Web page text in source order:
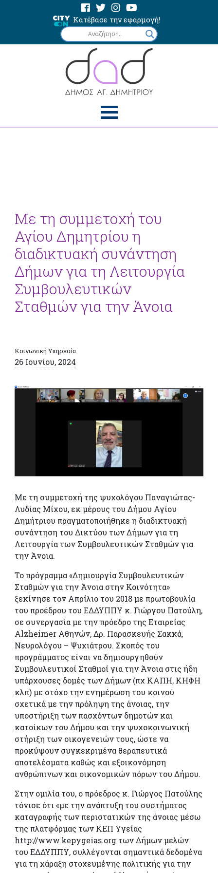
Κατέβασε την εφαρμογή!
Με τη συμμετοχή του
Αγίου Δημητρίου η
διαδικτυακή συνάντηση
Δήμων για τη Λειτουργία
Συμβουλευτικών
Σταθμών για την Άνοια
Κοινωνική Υπηρεσία
26 Ιουνίου, 2024
Με τη συμμετοχή της ψυχολόγου Παναγιώτας-
Λυδίας Μίχου, εκ μέρους του Δήμου Αγίου
Δημήτριου πραγματοποιήθηκε η διαδικτυακή
συνάντηση του Δικτύου των Δήμων για τη
Λειτουργία των Συμβουλευτικών Σταθμών για
την Άνοια.
Το πρόγραμμα «Δημιουργία Συμβουλευτικών
Σταθμών για την Άνοια στην Κοινότητα»
ξεκίνησε τον Απρίλιο του 2018 με πρωτοβουλία
του προέδρου του ΕΔΔΥΠΠΥ κ. Γιώργου Πατούλη,
σε συνεργασία με την πρόεδρο της Εταιρείας
Alzheimer Αθηνών, Δρ. Παρασκευής Σακκά,
Νευρολόγου – Ψυχιάτρου. Σκοπός του
προγράμματος είναι να δημιουργηθούν
Συμβουλευτικοί Σταθμοί για την Άνοια στις ήδη
υπάρχουσες δομές των Δήμων (πχ ΚΑΠΗ, ΚΗΦΗ
κλπ) με στόχο την ενημέρωση του κοινού
σχετικά με την πρόληψη της άνοιας, την
υποστήριξη των πασχόντων δημοτών και
κατοίκων του Δήμου και την ψυχοκοινωνική
στήριξη των οικογενειών τους, ώστε να
προκύψουν συγκεκριμένα θεραπευτικά
αποτελέσματα καθώς και εξοικονόμηση
ανθρώπινων και οικονομικών πόρων του Δήμου.
Στην ομιλία του, ο πρόεδρος κ. Γιώργος Πατούλης
τόνισε ότι «με την ανάπτυξη του συστήματος
καταγραφής των περιστατικών της άνοιας μέσω
της πλατφόρμας των ΚΕΠ Υγείας
http://www.kepygeias.org των Δήμων μελών
του ΕΔΔΥΠΠΥ, συλλέγονται σημαντικά δεδομένα
για τη χάραξη στοχευμένης πολιτικής για την